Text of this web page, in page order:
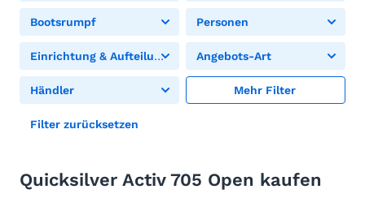
Bootsrumpf Personen
Einrichtung & Aufteilung Angebots-Art
Händler Mehr Filter
Filter zurücksetzen
Quicksilver Activ 705 Open kaufen